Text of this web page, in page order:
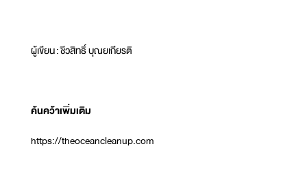
ผู้เขียน : ชีวสิทธิ์ บุณยเกียรติ
ค้นคว้าเพิ่มเติม
https://theoceancleanup.com